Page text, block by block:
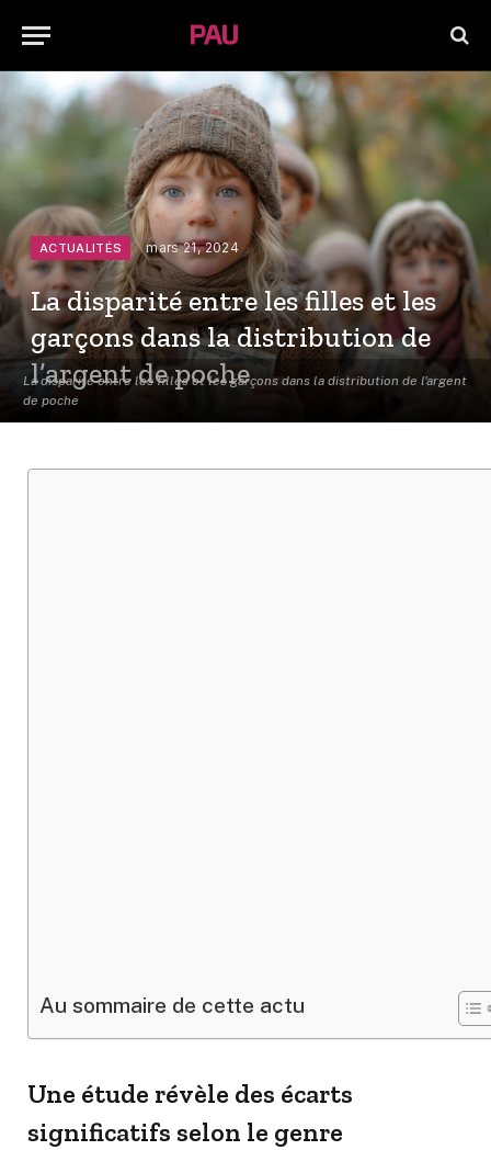
La disparité entre les filles et les garçons dans la distribution de l'argent
de poche
ACTUALITÉS mars 21, 2024
La disparité entre les filles et les
garçons dans la distribution de
l’argent de poche
Au sommaire de cette actu
Une étude révèle des écarts
significatifs selon le genre